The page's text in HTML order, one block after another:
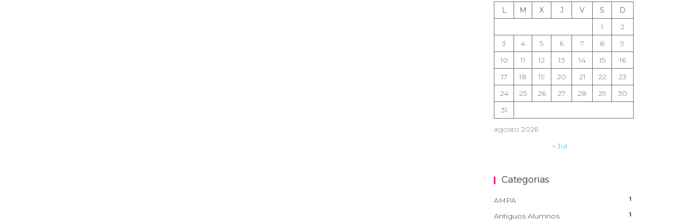
agosto 2026
L M X J V S
D
1
2
3
4 5 6 7 8
9
10
11 12 13 14 15
16
17
18 19 20 21 22
23
24
25 26 27 28 29
30
31
« Jul
Categorias
AMPA 1
Antiguos Alumnos 1